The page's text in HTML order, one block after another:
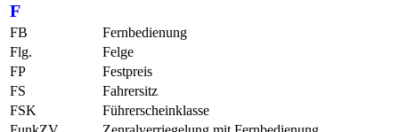
F
FB
Fernbedienung
Flg.
Felge
FP
Festpreis
FS
Fahrersitz
FSK
Führerscheinklasse